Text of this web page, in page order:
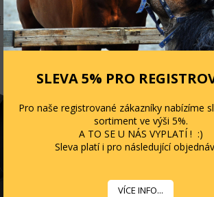
PÁTEŘÁKY
SLEVA 5% PRO
Pro naše registrované zákazníky nabízíme
sortiment ve výši 5%.
A TO SE U NÁS VYPLATÍ ! :)
Sleva platí i pro následující
VÍCE INFO...